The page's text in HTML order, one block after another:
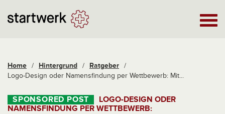
Home / Hintergrund / Ratgeber /
Logo-Design oder Namensfindung per Wettbewerb: Mit...
LOGO-DESIGN ODER
NAMENSFINDUNG PER WETTBEWERB: